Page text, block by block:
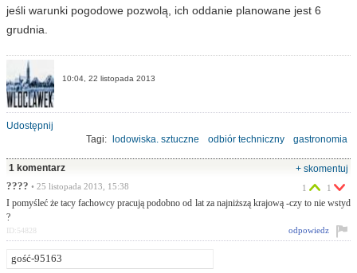
jeśli warunki pogodowe pozwolą, ich oddanie planowane jest 6
grudnia.
10:04, 22 listopada 2013
Udostępnij
Tagi:
lodowiska. sztuczne odbiór techniczny
gastronomia
bezpieczeństwo
1 komentarz
+ skomentuj
???? • 25 listopada 2013, 15:38
I pomyśleć że tacy fachowcy pracują podobno od lat za najniższą krajową -czy to nie wstyd
?
1 1
odpowiedz
ID:54828